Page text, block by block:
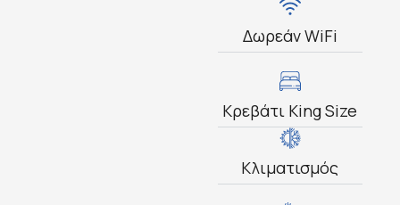
Δωρεάν WiFi
Κρεβάτι King Size
Κλιματισμός